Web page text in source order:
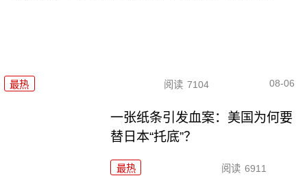
最热 阅读 7104 08-06
一张纸条引发血案：美国为何要
替日本“托底”？
最热 阅读 6911